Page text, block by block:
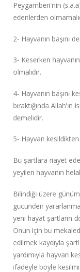
Peygamberi'nin
edenlerden
2- Hayvanın başını
3- Keserken
olmalıdır.
4- Hayvanın başını
bıraktığında
demelidir.
5- Hayvan
Bu şartlara riayet
yeyilen hayvanın
Bilindiği üzere
gücünden
yeni hayat şartların
Onun için bu
edilmek kaydıyla
yardımıyla hayvan
ifadeyle böyle